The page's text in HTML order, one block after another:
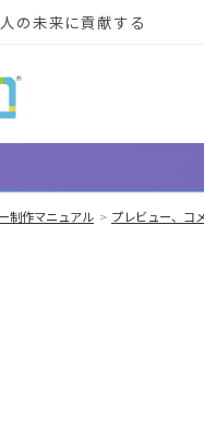
へスキップ
人の未来に貢献する
制作マニュアル プレビュー、コ